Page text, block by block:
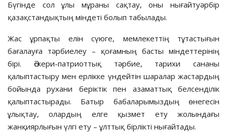
Бүгінде сол ұлы мұраны сақтау, оны нығайтуәрбір
қазақстандықтың міндеті болып табылады.
Жас ұрпақты елін сүюге, мемлекеттің тұтастығын
бағалауға тәрбиелеу – қоғамның басты міндеттерінің
бірі. Әскери-патриоттық тәрбие, тарихи сананы
қалыптастыру мен ерлікке үндейтін шаралар жастардың
бойында рухани беріктік пен азаматтық белсенділік
қалыптастырады. Батыр бабаларымыздың өнегесін
ұлықтау, олардың елге қызмет ету жолындағы
жанқиярлығын үлгі ету – ұлттық бірлікті нығайтады.